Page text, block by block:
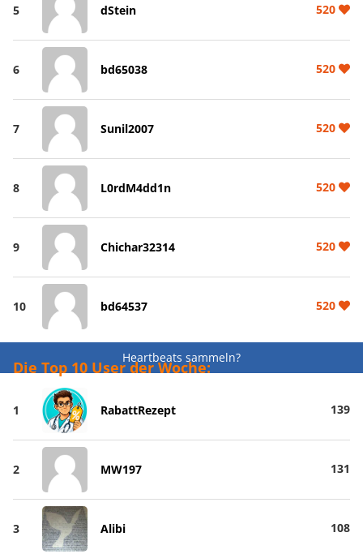
5 dStein 520
6 bd65038 520
7 Sunil2007 520
8 L0rdM4dd1n 520
9 Chichar32314 520
10 bd64537 520
Heartbeats sammeln?
Die Top 10 User der Woche:
1 RabattRezept 139
2 MW197 131
3 Alibi 108